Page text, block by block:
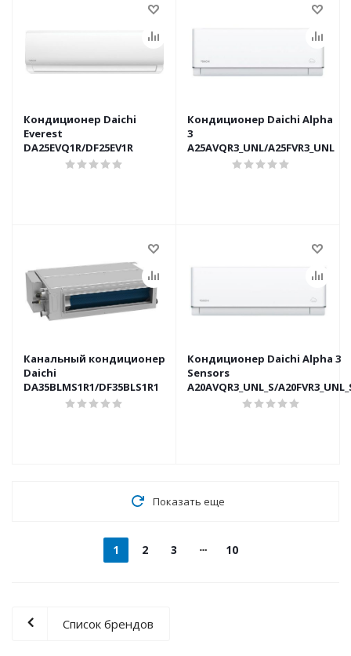
Кондиционер Daichi
Everest
DA25EVQ1R/DF25EV1R
Кондиционер Daichi Alpha
3
A25AVQR3_UNL/A25FVR3_UNL
Канальный кондиционер
Daichi
DA35BLMS1R1/DF35BLS1R1
Кондиционер Daichi Alpha 3
Sensors
A20AVQR3_UNL_S/
Показать еще
1 2 3 10
Список брендов